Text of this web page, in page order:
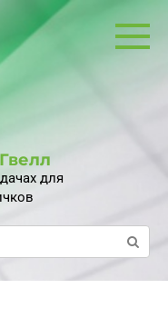
для